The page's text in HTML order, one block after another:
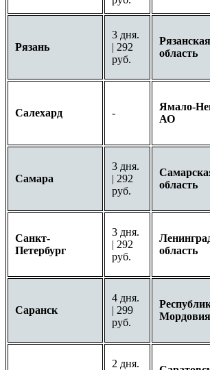
Рязань
3 дня.
| 292
руб.
Рязанская
область
Салехард -
Ямало-
АО
Самара
3 дня.
| 292
руб.
область
Санкт-
Петербург
3 дня.
| 292
руб.
область
Саранск
4 дня.
| 299
руб.
Мордовия
2 дня.